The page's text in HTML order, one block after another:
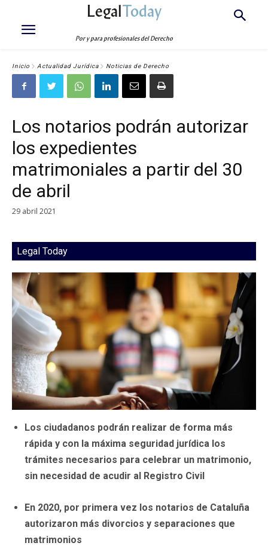
LegalToday
Por y para profesionales del Derecho
Inicio Actualidad Jurídica Noticias de Derecho
Los notarios podrán autorizar
los expedientes
matrimoniales a partir del 30
de abril
29 abril 2021
Legal Today
Los ciudadanos podrán realizar de forma más
rápida y con la máxima seguridad jurídica los
trámites necesarios para celebrar un matrimonio,
sin necesidad de acudir al Registro Civil
En 2020, por primera vez los notarios de Cataluña
autorizaron más divorcios y separaciones que
matrimonios